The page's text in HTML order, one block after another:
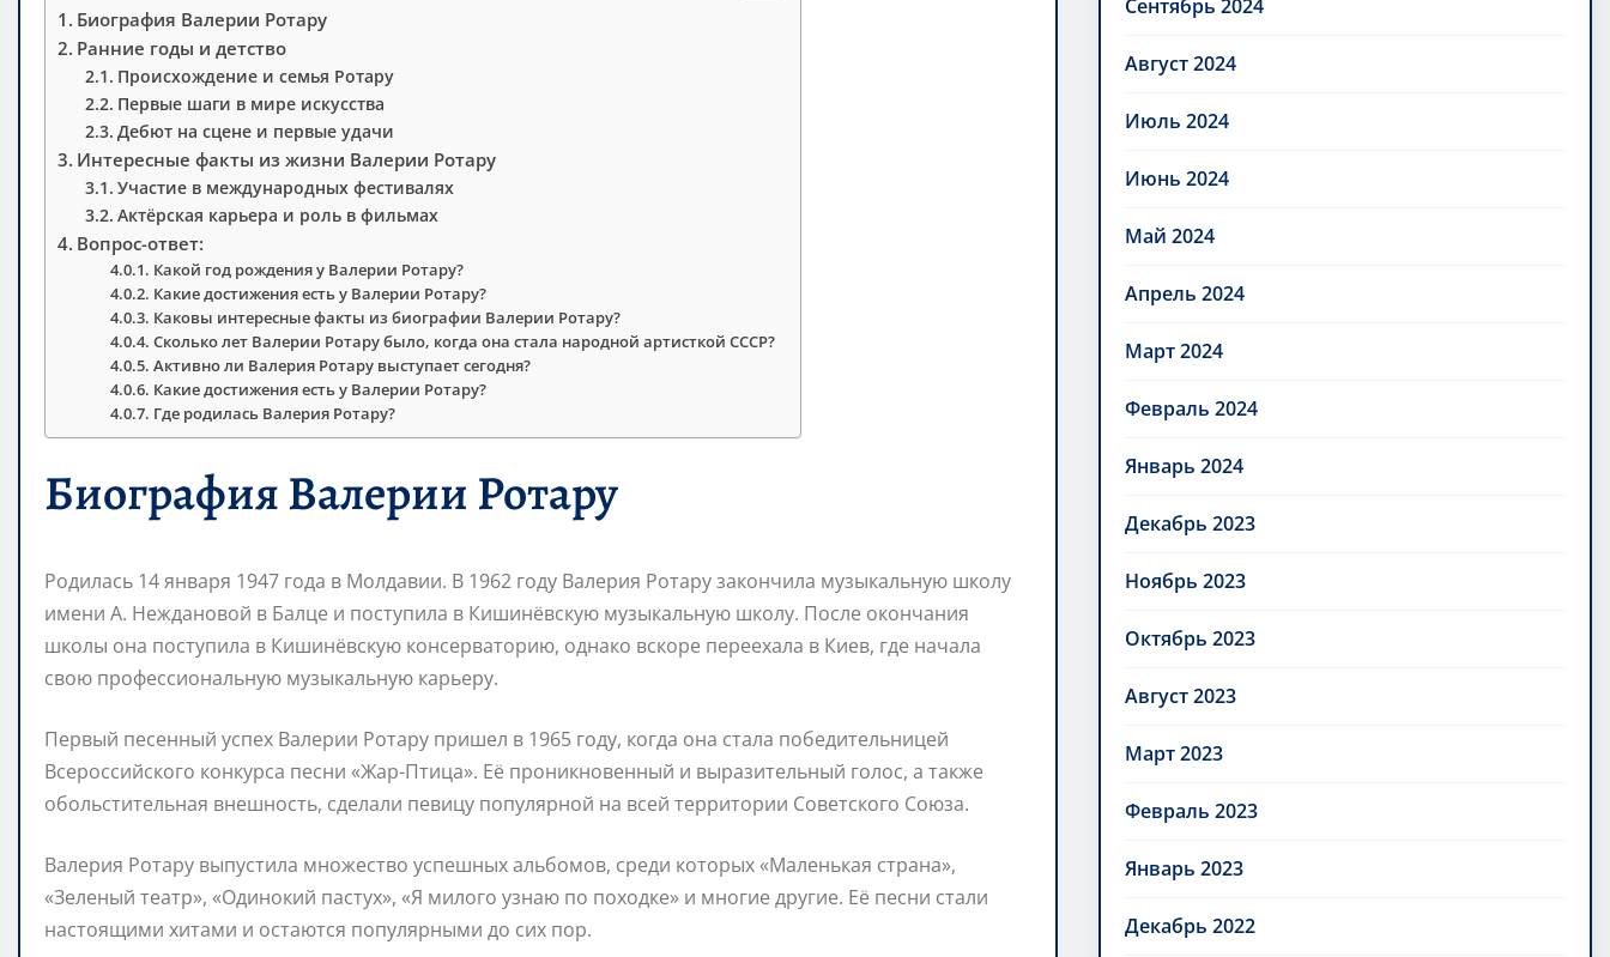
Биография Валерии Ротару
Ранние годы и детство
Происхождение и семья Ротару
Первые шаги в мире искусства
Дебют на сцене и первые удачи
Интересные факты из жизни Валерии Ротару
Участие в международных фестивалях
Актёрская карьера и роль в фильмах
Вопрос-ответ:
Какой год рождения у Валерии Ротару?
Какие достижения есть у Валерии Ротару?
Каковы интересные факты из биографии Валерии Ротару?
Сколько лет Валерии Ротару было, когда она стала народной артисткой СССР?
Активно ли Валерия Ротару выступает сегодня?
Какие достижения есть у Валерии Ротару?
Где родилась Валерия Ротару?
Биография Валерии Ротару
Родилась 14 января 1947 года в Молдавии. В 1962 году Валерия Ротару закончила музыкальную школу
имени А. Неждановой в Балце и поступила в Кишинёвскую музыкальную школу. После окончания
школы она поступила в Кишинёвскую консерваторию, однако вскоре переехала в Киев, где начала
свою профессиональную музыкальную карьеру.
Первый песенный успех Валерии Ротару пришел в 1965 году, когда она стала победительницей
Всероссийского конкурса песни «Жар-Птица». Её проникновенный и выразительный голос, а также
обольстительная внешность, сделали певицу популярной на всей территории Советского Союза.
Валерия Ротару выпустила множество успешных альбомов, среди которых «Маленькая страна»,
«Зеленый театр», «Одинокий пастух», «Я милого узнаю по походке» и многие другие. Её песни стали
настоящими хитами и остаются популярными до сих пор.
Сентябрь 2024
Август 2024
Июль 2024
Июнь 2024
Май 2024
Апрель 2024
Март 2024
Февраль 2024
Январь 2024
Декабрь 2023
Ноябрь 2023
Октябрь 2023
Август 2023
Март 2023
Февраль 2023
Январь 2023
Декабрь 2022